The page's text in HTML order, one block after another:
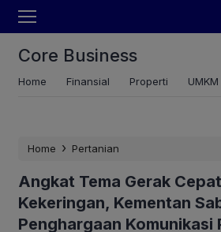
Core Business
Home Finansial Properti UMKM
Home › Pertanian
Angkat Tema Gerak
Kekeringan, Kementan
Penghargaan Komunikasi